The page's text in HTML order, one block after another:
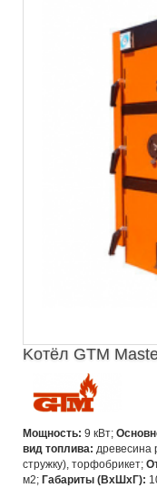
Kотёл GTM
Мощность: 9 кВт;
вид топлива: древесина
стружку), торфобрикет;
м2; Габариты (ВхШхГ):